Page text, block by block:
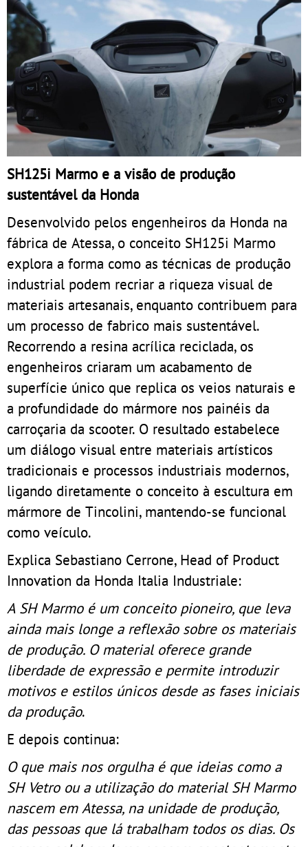
SH125i Marmo e a visão de produção
sustentável da Honda
Desenvolvido pelos engenheiros da Honda na
fábrica de Atessa, o conceito SH125i Marmo
explora a forma como as técnicas de produção
industrial podem recriar a riqueza visual de
materiais artesanais, enquanto contribuem para
um processo de fabrico mais sustentável.
Recorrendo a resina acrílica reciclada, os
engenheiros criaram um acabamento de
superfície único que replica os veios naturais e
a profundidade do mármore nos painéis da
carroçaria da scooter. O resultado estabelece
um diálogo visual entre materiais artísticos
tradicionais e processos industriais modernos,
ligando diretamente o conceito à escultura em
mármore de Tincolini, mantendo-se funcional
como veículo.
Explica Sebastiano Cerrone, Head of Product
Innovation da Honda Italia Industriale:
A SH Marmo é um conceito pioneiro, que leva
ainda mais longe a reflexão sobre os materiais
de produção. O material oferece grande
liberdade de expressão e permite introduzir
motivos e estilos únicos desde as fases iniciais
da produção.
E depois continua:
O que mais nos orgulha é que ideias como a
SH Vetro ou a utilização do material SH Marmo
nascem em Atessa, na unidade de produção,
das pessoas que lá trabalham todos os dias. Os